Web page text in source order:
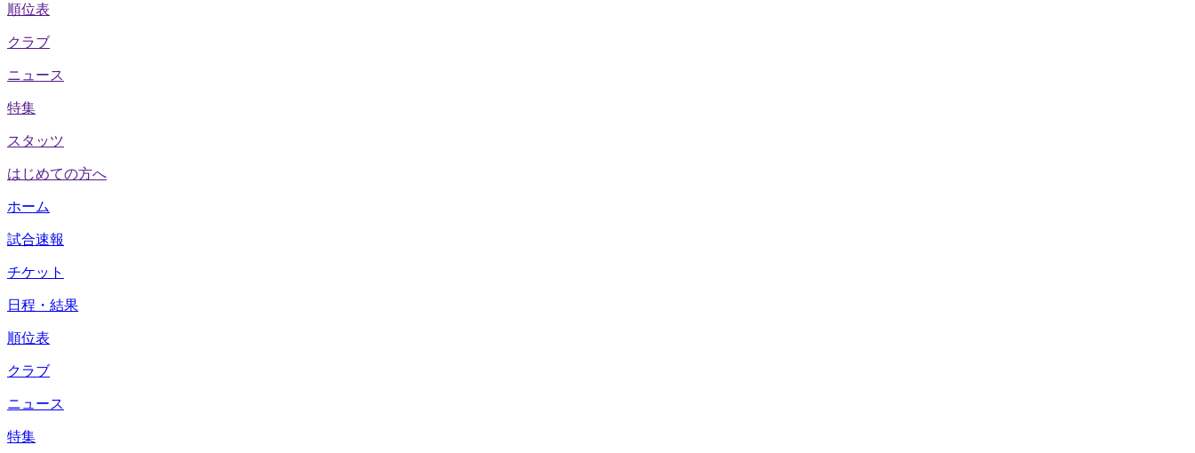
順位表
クラブ
ニュース
特集
スタッツ
はじめての方へ
ホーム
試合速報
チケット
日程・結果
順位表
クラブ
ニュース
特集